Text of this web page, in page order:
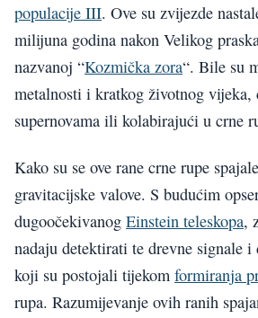
populacije III. Ove su zvijezde
milijuna godina nakon Velikog
nazvanoj “Kozmička zora“. Bile su
metalnosti i kratkog životnog vijeka,
supernovama ili kolabirajući u crne
Kako su se ove rane crne rupe
gravitacijske valove. S budućim
dugoočekivanog Einstein teleskopa,
nadaju detektirati te drevne signale
koji su postojali tijekom formiranja
rupa. Razumijevanje ovih ranih